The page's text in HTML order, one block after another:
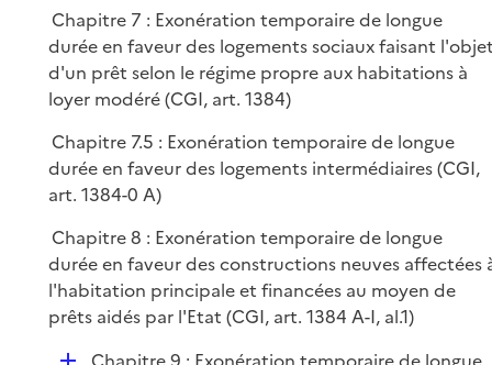
l
i
e
r
Chapitre 7 : Exonération temporaire de longue
durée en faveur des logements sociaux faisant
d'un prêt selon le régime propre aux habitations à
loyer modéré (CGI, art. 1384)
Chapitre 7.5 : Exonération temporaire de longue
durée en faveur des logements intermédiaires (CGI,
art. 1384-0 A)
Chapitre 8 : Exonération temporaire de longue
durée en faveur des constructions neuves affectées
l'habitation principale et financées au moyen de
prêts aidés par l'Etat (CGI, art. 1384 A-I, al.1)